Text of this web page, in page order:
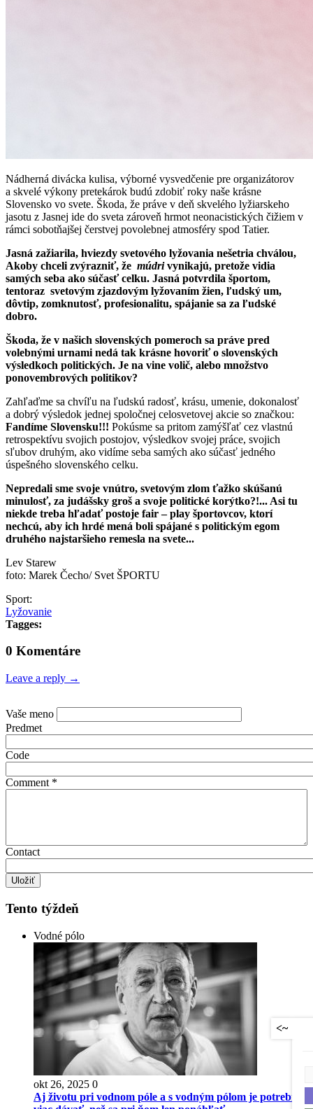
Nádherná divácka kulisa, výborné vysvedčenie pre organizátorov
a skvelé výkony pretekárok budú zdobiť roky naše krásne
Slovensko vo svete. Škoda, že práve v deň skvelého lyžiarskeho
jasotu z Jasnej ide do sveta zároveň hrmot neonacistických čižiem v
rámci sobotňajšej čerstvej povolebnej atmosféry spod Tatier.
Jasná zažiarila, hviezdy svetového lyžovania nešetria chválou,
Akoby chceli zvýrazniť, že múdri vynikajú, pretože vidia
samých seba ako súčasť celku. Jasná potvrdila športom,
tentoraz svetovým zjazdovým lyžovaním žien, ľudský um,
dôvtip, zomknutosť, profesionalitu, spájanie sa za ľudské
dobro.
Škoda, že v našich slovenských pomeroch sa práve pred
volebnými urnami nedá tak krásne hovoriť o slovenských
výsledkoch politických. Je na vine volič, alebo množstvo
ponovembrových politikov?
Zahľaďme sa chvíľu na ľudskú radosť, krásu, umenie, dokonalosť
a dobrý výsledok jednej spoločnej celosvetovej akcie so značkou:
Fandíme Slovensku!!! Pokúsme sa pritom zamýšľať cez vlastnú
retrospektívu svojich postojov, výsledkov svojej práce, svojich
sľubov druhým, ako vidíme seba samých ako súčasť jedného
úspešného slovenského celku.
Nepredali sme svoje vnútro, svetovým zlom ťažko skúšanú
minulosť, za judášsky groš a svoje politické korýtko?!... Asi tu
niekde treba hľadať postoje fair – play športovcov, ktorí
nechcú, aby ich hrdé mená boli spájané s politickým egom
druhého najstaršieho remesla na svete...
Lev Starew
foto: Marek Čecho/ Svet ŠPORTU
Sport:
Lyžovanie
Tagges:
0 Komentáre
Leave a reply →
Vaše meno
Predmet
Code
Comment *
Contact
Tento týždeň
Vodné pólo
okt 26, 2025 0
Aj životu pri vodnom póle a s vodným pólom je potrebné
<~